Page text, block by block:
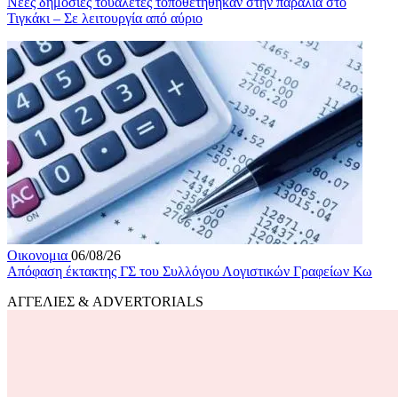
Τιγκάκι – Σε λειτουργία από αύριο
Οικονομια 06/08/26
Απόφαση έκτακτης ΓΣ του Συλλόγου Λογιστικών Γραφείων Κω
ΑΓΓΕΛΙΕΣ & ADVERTORIALS